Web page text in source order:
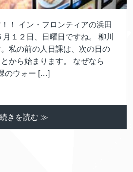
！ イン・フロンティアの浜田
１２日、日曜日ですね。 柳川
私の前の人日課は、次の日の
から始まります。 なぜなら
のウォー […]
続きを読む ≫